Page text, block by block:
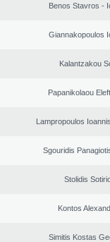
Benos Stavros -
Giannakopoulos
Kalantzakou
Papanikolaou
Lampropoulos
Sgouridis
Stolidis
Kontos
Simitis Kostas